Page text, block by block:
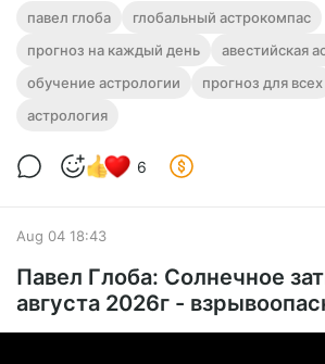
🧭 Прогноз от Павла Глобы
августа 2026 года (Среда)
ГЛОБАльный
павел глоба
глобальный астрокомпас
прогноз на каждый день
авестийская
обучение астрологии
прогноз для всех
астрология
6
Aug 04 18:43
Павел Глоба: Солнечное
августа 2026г -